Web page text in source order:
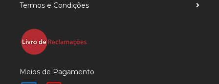
Termos e Condições
Meios de Pagamento